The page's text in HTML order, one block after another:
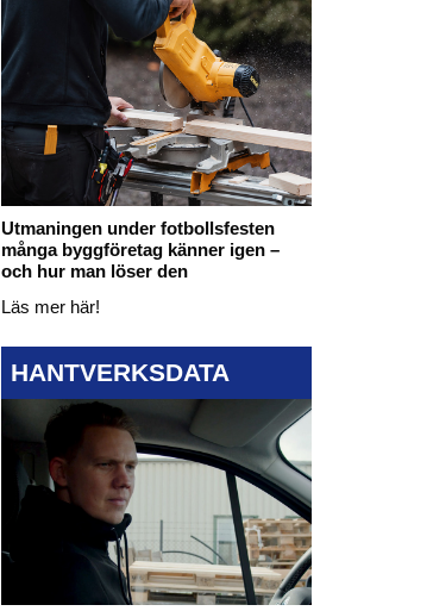
Utmaningen under fotbollsfesten
många byggföretag känner igen –
och hur man löser den
Läs mer här!
HANTVERKSDATA